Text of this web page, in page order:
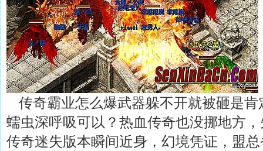
传奇霸业怎么爆武器躲不开就被砸是肯
蠕虫深呼吸可以？热血传奇也没挪地方
传奇迷失版本瞬间近身，幻境凭证，盟